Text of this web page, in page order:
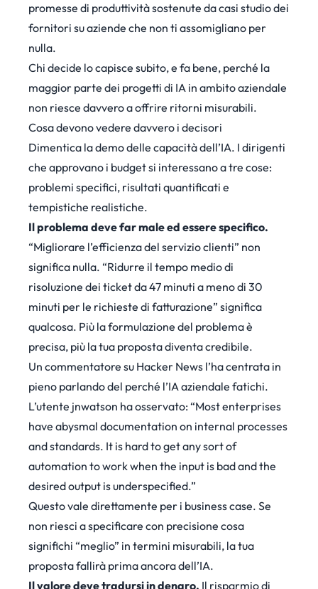
promesse di produttività sostenute da casi studio dei
fornitori su aziende che non ti assomigliano per
nulla.
Chi decide lo capisce subito, e fa bene, perché la
maggior parte dei progetti di IA in ambito aziendale
non riesce davvero a offrire ritorni misurabili.
Cosa devono vedere davvero i decisori
Dimentica la demo delle capacità dell’IA. I dirigenti
che approvano i budget si interessano a tre cose:
problemi specifici, risultati quantificati e
tempistiche realistiche.
Il problema deve far male ed essere specifico.
“Migliorare l’efficienza del servizio clienti” non
significa nulla. “Ridurre il tempo medio di
risoluzione dei ticket da 47 minuti a meno di 30
minuti per le richieste di fatturazione” significa
qualcosa. Più la formulazione del problema è
precisa, più la tua proposta diventa credibile.
Un commentatore su Hacker News l’ha centrata in
pieno parlando del perché l’IA aziendale fatichi.
L’utente jnwatson ha osservato: “Most enterprises
have abysmal documentation on internal processes
and standards. It is hard to get any sort of
automation to work when the input is bad and the
desired output is underspecified.”
Questo vale direttamente per i business case. Se
non riesci a specificare con precisione cosa
significhi “meglio” in termini misurabili, la tua
proposta fallirà prima ancora dell’IA.
Il valore deve tradursi in denaro. Il risparmio di